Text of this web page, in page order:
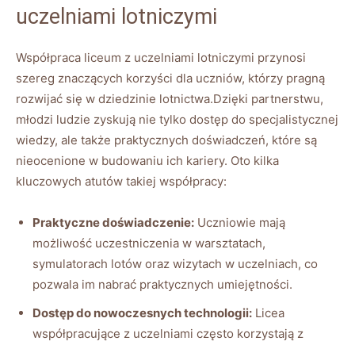
uczelniami lotniczymi
Współpraca liceum z uczelniami lotniczymi przynosi
szereg znaczących korzyści dla uczniów, którzy pragną
rozwijać się w dziedzinie lotnictwa.Dzięki partnerstwu,
młodzi ludzie zyskują nie tylko dostęp do specjalistycznej
wiedzy, ale także praktycznych doświadczeń, które są
nieocenione w budowaniu ich kariery. Oto kilka
kluczowych atutów takiej współpracy:
Praktyczne doświadczenie: Uczniowie mają
możliwość uczestniczenia w warsztatach,
symulatorach lotów oraz wizytach w uczelniach, co
pozwala im nabrać praktycznych umiejętności.
Dostęp do nowoczesnych technologii: Licea
współpracujące z uczelniami często korzystają z